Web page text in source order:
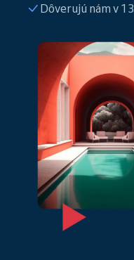
Dôverujú nám v